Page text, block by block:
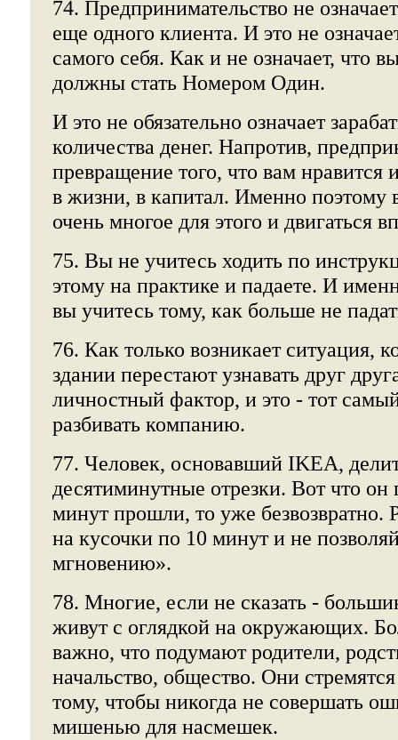
74. Предпринимательство не
еще одного клиента. И это не
самого себя. Как и не означает, что
должны стать Номером Один.
И это не обязательно означает
количества денег. Напротив,
превращение того, что вам нравится
в жизни, в капитал. Именно поэтому
очень многое для этого и двигаться
75. Вы не учитесь ходить по
этому на практике и падаете. И
вы учитесь тому, как больше не
76. Как только возникает ситуация,
здании перестают узнавать друг
личностный фактор, и это - тот
разбивать компанию.
77. Человек, основавший IKEA,
десятиминутные отрезки. Вот что он
минут прошли, то уже безвозвратно.
на кусочки по 10 минут и не
мгновению».
78. Многие, если не сказать -
живут с оглядкой на окружающих.
важно, что подумают родители,
начальство, общество. Они
тому, чтобы никогда не совершать
мишенью для насмешек.